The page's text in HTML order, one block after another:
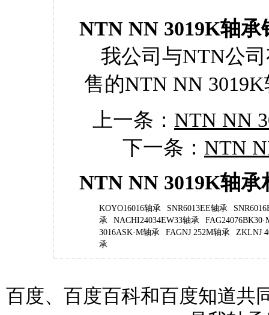
NTN NN 3019K轴承
我公司与NTN公
售的NTN NN
上一条： NTN NN
下一条： NTN
NTN NN 3019K轴承
KOYO16016轴承 SNR6013EE轴承
承
NACHI24034EW33轴承
3016ASK·M轴承
FAGNJ 252M轴承
ZKLNJ
承
百度、百度百科和百度知道共